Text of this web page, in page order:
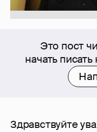
Это пост
начать
Здравствуйте